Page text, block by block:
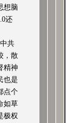
想脑
还
共
，散
精神
也是
点个
如草
极权